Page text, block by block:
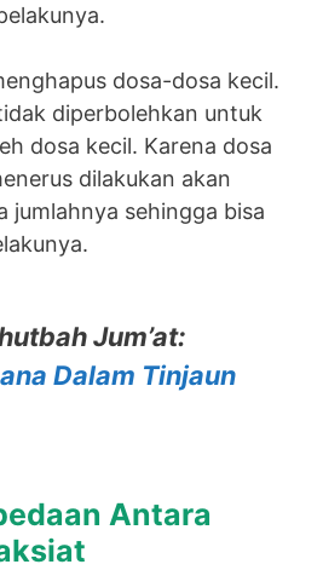
dosa-dosa kecil.
diperbolehkan untuk
dosa kecil. Karena dosa
dilakukan akan
jumlahnya sehingga bisa
Jum’at:
Dalam Tinjaun
Antara